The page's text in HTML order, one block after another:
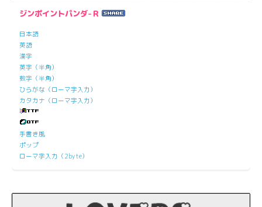
ジンポイントパンダ-Ｒ
日本語
英語
漢字
英字（半角）
数字（半角）
ひらがな（ローマ字入力）
カタカナ（ローマ字入力）
手書き風
ポップ
ローマ字入力（2byte）